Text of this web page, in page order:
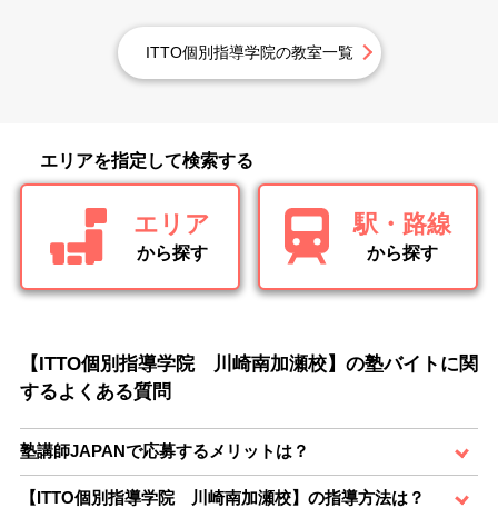
ITTO個別指導学院の教室一覧
エリアを指定して検索する
エリア
から探す
駅・路線
から探す
【ITTO個別指導学院 川崎南加瀬校】の塾バイトに関
するよくある質問
塾講師JAPANで応募するメリットは？
【ITTO個別指導学院 川崎南加瀬校】の指導方法は？